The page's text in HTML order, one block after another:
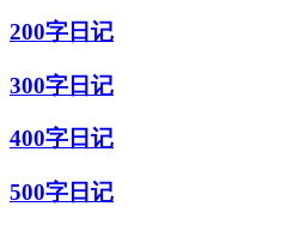
200字日记
300字日记
400字日记
500字日记